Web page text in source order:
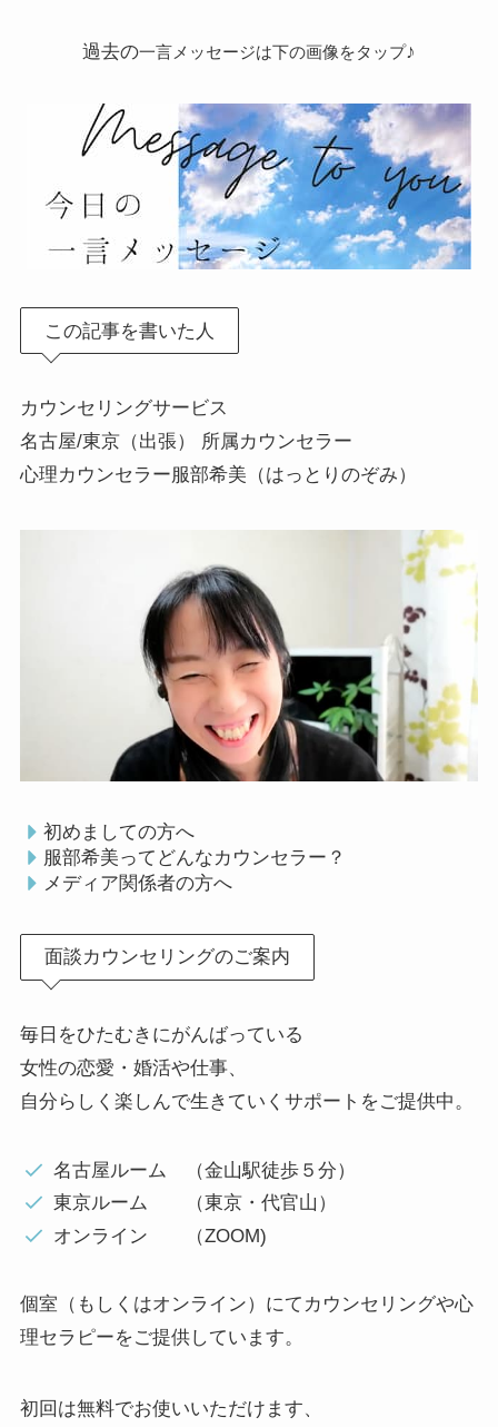
過去の一言メッセージは下の画像をタップ♪
この記事を書いた人
カウンセリングサービス
名古屋/東京（出張） 所属カウンセラー
心理カウンセラー服部希美（はっとりのぞみ）
初めましての方へ
服部希美ってどんなカウンセラー？
メディア関係者の方へ
面談カウンセリングのご案内
毎日をひたむきにがんばっている
女性の恋愛・婚活や仕事、
自分らしく楽しんで生きていくサポートをご提供中。
名古屋ルーム （金山駅徒歩５分）
東京ルーム （東京・代官山）
オンライン （ZOOM)
個室（もしくはオンライン）にてカウンセリングや心
理セラピーをご提供しています。
初回は無料でお使いいただけます、